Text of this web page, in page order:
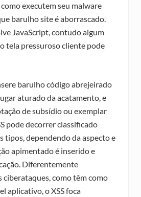
executem seu malware
barulho site é aborrascado.
JavaScript, contudo algum
tela pressuroso cliente pode
barulho código abrejeirado
aturado da acatamento, e
de subsídio ou exemplar
pode decorrer classificado
tipos, dependendo da aspecto e
apimentado é inserido e
Diferentemente
como têm como
aplicativo, o XSS foca